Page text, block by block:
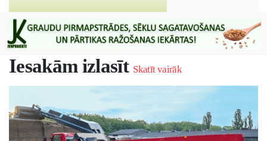
Iesakām izlasīt Skatīt vairāk